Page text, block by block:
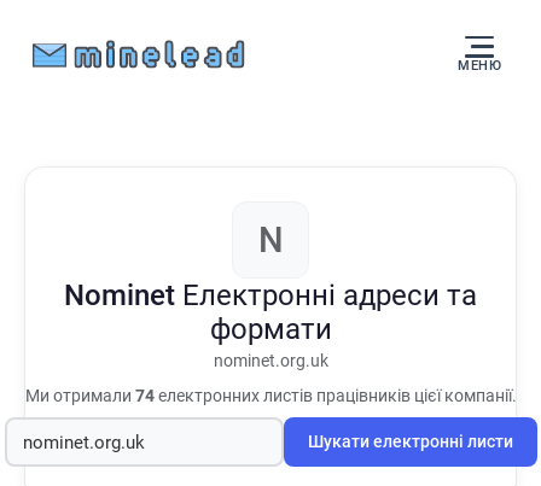
МЕНЮ
N
Nominet Електронні адреси та
формати
nominet.org.uk
Ми отримали 74електронних листів працівників цієї компанії.
Шукати електронні листи